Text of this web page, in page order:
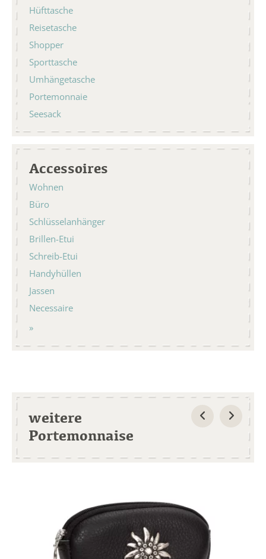
Hüfttasche
Reisetasche
Shopper
Sporttasche
Umhängetasche
Portemonnaie
Seesack
Accessoires
Wohnen
Büro
Schlüsselanhänger
Brillen-Etui
Schreib-Etui
Handyhüllen
Jassen
Necessaire
weitere
Portemonnaise